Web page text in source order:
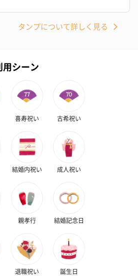
タンプについて詳しく見る
シーン
喜寿祝い 古希祝い
結婚内祝い 成人祝い
親孝行 結婚記念日
退職祝い 誕生日